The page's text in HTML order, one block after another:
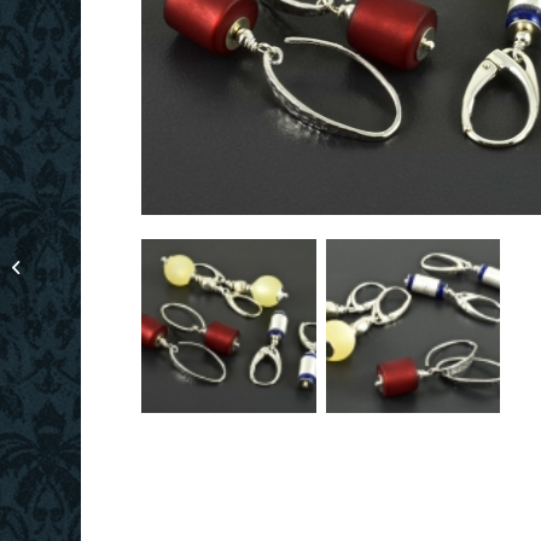
Halskette mit Hämatit
und Apatit, grün-blau